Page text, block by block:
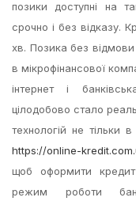
позики доступні на
срочно і без відказу.
хв. Позика без
в мікрофінансової
інтернет і
цілодобово стало
технологій не тільки
https://online-
щоб оформити кредит
режим роботи